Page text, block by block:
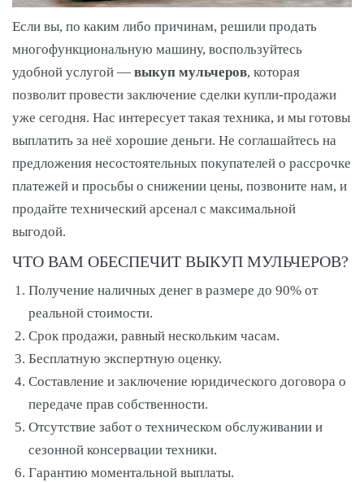
Если вы, по каким либо причинам, решили продать
многофункциональную машину, воспользуйтесь
удобной услугой — выкуп мульчеров, которая
позволит провести заключение сделки купли-продажи
уже сегодня. Нас интересует такая техника, и мы готовы
выплатить за неё хорошие деньги. Не соглашайтесь на
предложения несостоятельных покупателей о рассрочке
платежей и просьбы о снижении цены, позвоните нам, и
продайте технический арсенал с максимальной
выгодой.
ЧТО ВАМ ОБЕСПЕЧИТ ВЫКУП МУЛЬЧЕРОВ?
Получение наличных денег в размере до 90% от
реальной стоимости.
Срок продажи, равный нескольким часам.
Бесплатную экспертную оценку.
Составление и заключение юридического договора о
передаче прав собственности.
Отсутствие забот о техническом обслуживании и
сезонной консервации техники.
Гарантию моментальной выплаты.